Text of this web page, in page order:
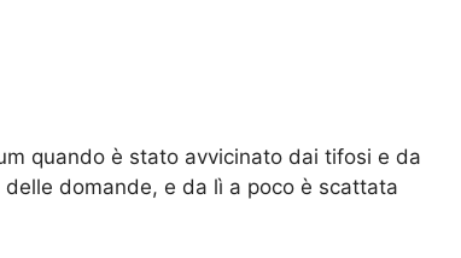
quando è stato avvicinato dai tifosi e da
domande, e da lì a poco è scattata